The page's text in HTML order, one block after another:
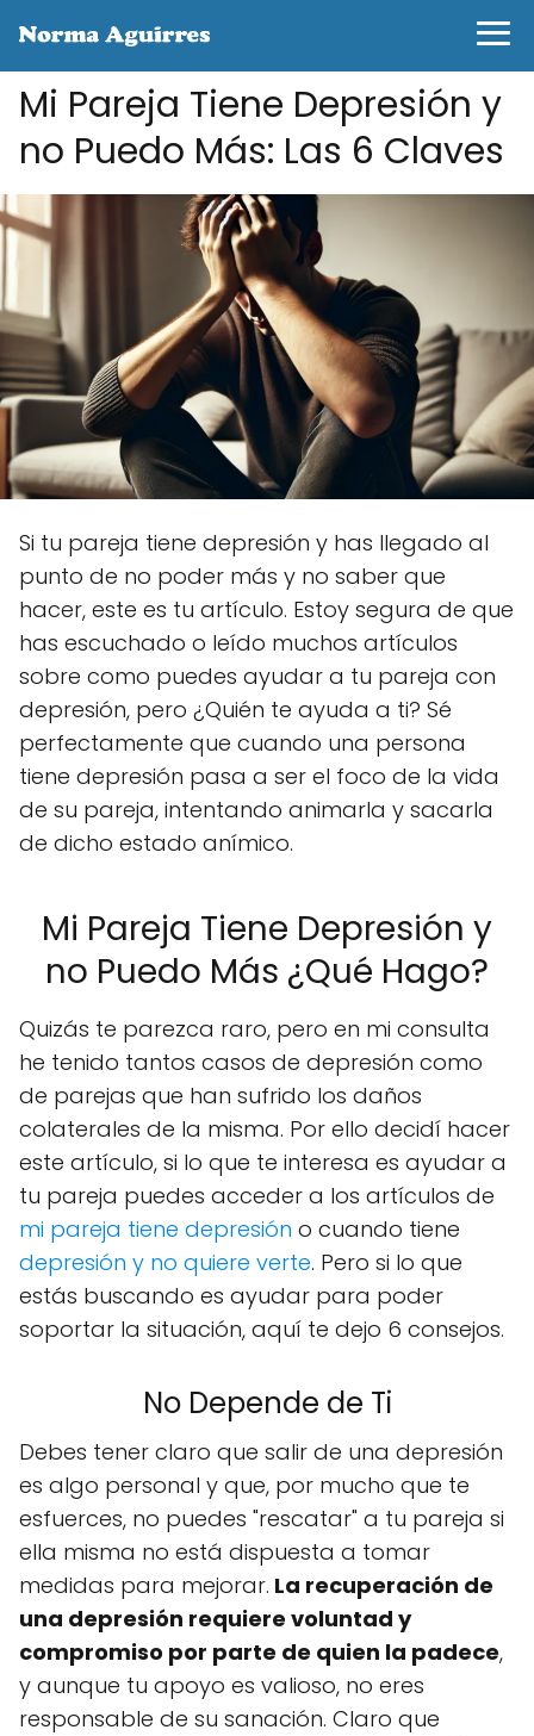
Mi Pareja Tiene Depresión y
no Puedo Más: Las 6 Claves
Si tu pareja tiene depresión y has llegado al
punto de no poder más y no saber que
hacer, este es tu artículo. Estoy segura de que
has escuchado o leído muchos artículos
sobre como puedes ayudar a tu pareja con
depresión, pero ¿Quién te ayuda a ti? Sé
perfectamente que cuando una persona
tiene depresión pasa a ser el foco de la vida
de su pareja, intentando animarla y sacarla
de dicho estado anímico.
Mi Pareja Tiene Depresión y
no Puedo Más ¿Qué Hago?
Quizás te parezca raro, pero en mi consulta
he tenido tantos casos de depresión como
de parejas que han sufrido los daños
colaterales de la misma. Por ello decidí hacer
este artículo, si lo que te interesa es ayudar a
tu pareja puedes acceder a los artículos de
mi pareja tiene depresión o cuando tiene
depresión y no quiere verte. Pero si lo que
estás buscando es ayudar para poder
soportar la situación, aquí te dejo 6 consejos.
No Depende de Ti
Debes tener claro que salir de una depresión
es algo personal y que, por mucho que te
esfuerces, no puedes "rescatar" a tu pareja si
ella misma no está dispuesta a tomar
medidas para mejorar. La recuperación de
una depresión requiere voluntad y
compromiso por parte de quien la padece,
y aunque tu apoyo es valioso, no eres
responsable de su sanación. Claro que